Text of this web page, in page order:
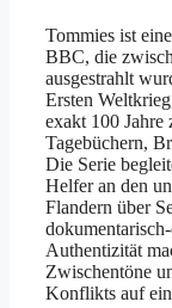
Tommies ist
BBC, die
ausgestrahlt
Ersten
exakt 100 Jahre
Tagebüchern,
Die Serie
Helfer an den
Flandern über
Authentizität
Zwischentöne
Konflikts auf